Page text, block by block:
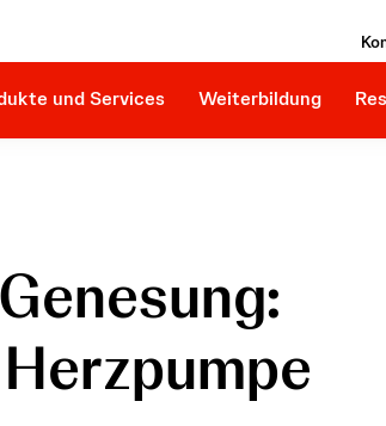
und Services Weiterbildung
Zukunftige
Giving Back